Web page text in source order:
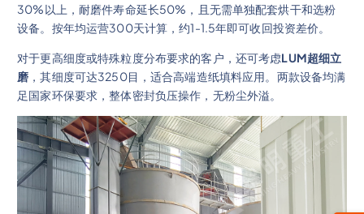
30%以上，耐磨件寿命延长50%，且无需单独配套烘干和选粉
设备。按年均运营300天计算，约1-1.5年即可收回投资差价。
对于更高细度或特殊粒度分布要求的客户，还可考虑LUM超细立
磨 ，其细度可达3250目，适合高端造纸填料应用。两款设备均满
足国家环保要求，整体密封负压操作，无粉尘外溢。